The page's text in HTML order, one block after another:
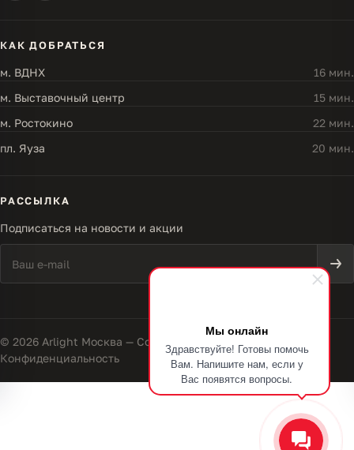
Мы онлайн
Здравствуйте! Готовы помочь
Вам. Напишите нам, если у
Вас появятся вопросы.
КАК ДОБРАТЬСЯ
м. ВДНХ
16 мин.
м. Выставочный центр
15 мин.
м. Ростокино
22 мин.
пл. Яуза
20 мин.
РАССЫЛКА
Подписаться на новости и акции
© 2026 Arlight Москва — Совершенство света
Конфиденциальность